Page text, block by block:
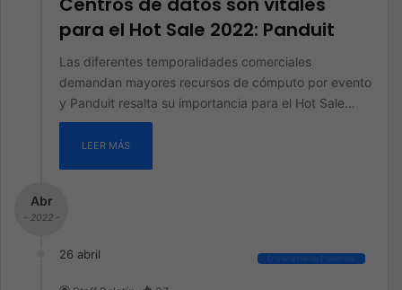
para el Hot Sale 2022: Panduit
Las diferentes temporalidades comerciales
demandan mayores recursos de cómputo por evento
y Panduit resalta su importancia para el Hot Sale…
LEER MÁS
Abr
- 2022 -
26 abril Entrenamiento Presencial